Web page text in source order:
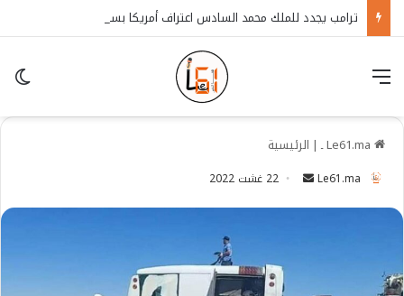
| الرئيسية
Le61.ma 22 غشت 2022